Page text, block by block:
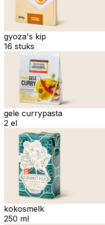
gyoza's kip
16 stuks
gele currypasta
2 el
kokosmelk
250 ml